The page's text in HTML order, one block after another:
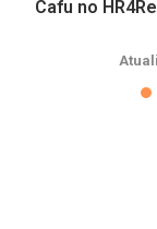
Cafu no